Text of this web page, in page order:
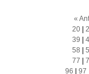
«
20|
39
58
77
96
97